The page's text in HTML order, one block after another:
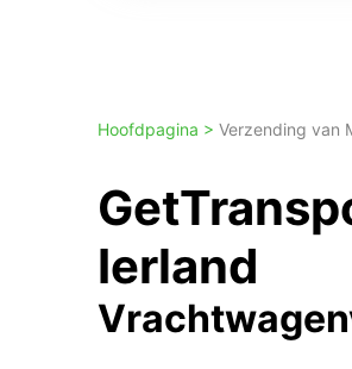
Hoofdpagina > Verzending van
Ierland